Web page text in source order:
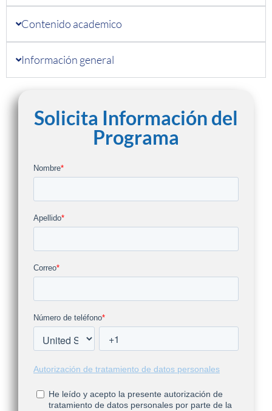
Contenido academico
Información general
Solicita Información del
Programa